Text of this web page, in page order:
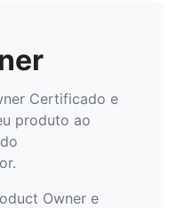
Certificado e
produto ao
Owner e